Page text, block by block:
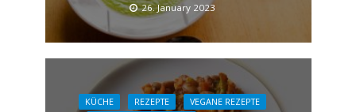
26. January 2023
KÜCHE REZEPTE
VEGANE REZEPTE